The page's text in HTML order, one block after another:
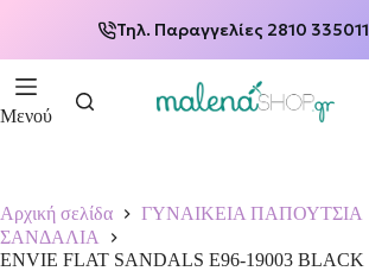
Τηλ. Παραγγελίες 2810 335011
Μενού
Αρχική σελίδα
ΓΥΝΑΙΚΕΙΑ ΠΑΠΟΥΤΣΙΑ
ΣΑΝΔΑΛΙΑ
ENVIE FLAT SANDALS E96-19003 BLACK